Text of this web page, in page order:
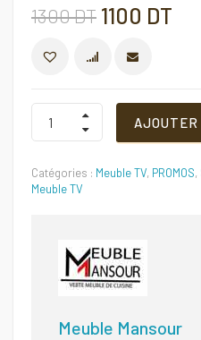
1300DT Le
prix
initial
était :
1100 DT
COMPARER
Meuble
moderne
AJOUTER
Catégories : Meuble TV, PROMOS,
Meuble TV
Meuble Mansour